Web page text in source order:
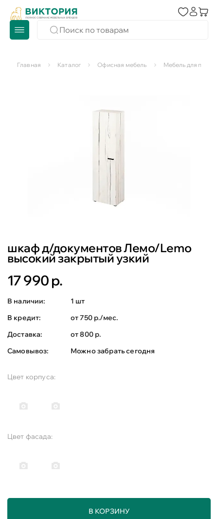
Главная Каталог Офисная мебель Мебель для
шкаф д/документов Лемо/Lemo
высокий закрытый узкий
17 990 р.
В наличии:
1 шт
В кредит:
от 750 р./мес.
Доставка:
от 800 р.
Самовывоз:
Можно забрать сегодня
Цвет корпуса:
Цвет фасада:
В КОРЗИНУ